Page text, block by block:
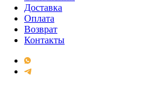
Доставка
Оплата
Возврат
Контакты